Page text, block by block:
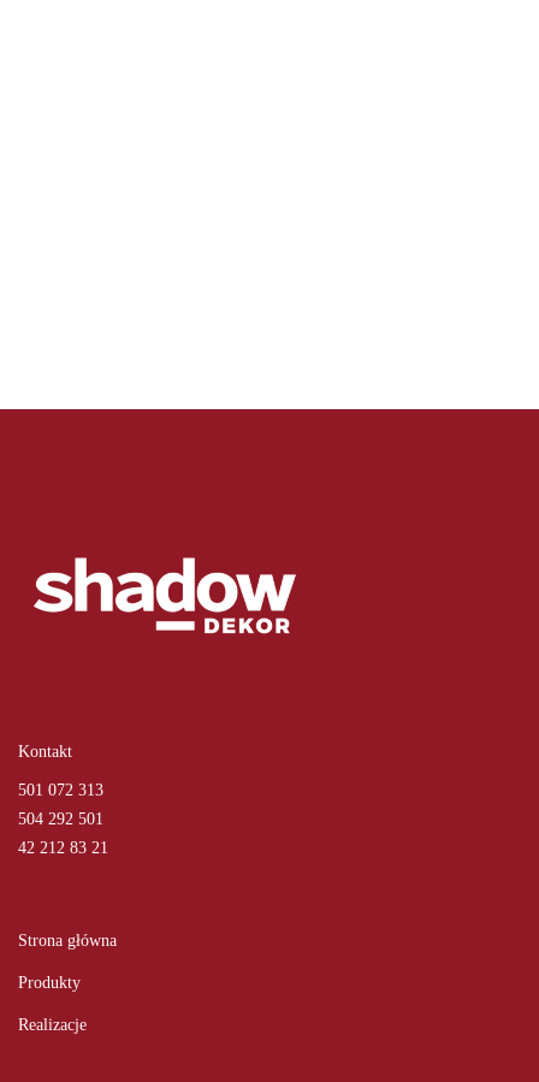
Kontakt
501 072 313
504 292 501
42 212 83 21
Strona główna
Produkty
Realizacje